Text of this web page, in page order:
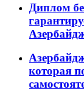
Диплом
которая